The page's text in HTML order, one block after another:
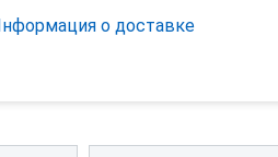
о доставке